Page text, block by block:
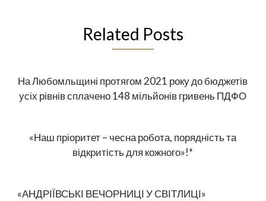
Related Posts
На Любомльщині протягом 2021 року до бюджетів
усіх рівнів сплачено 148 мільйонів гривень ПДФО
«Наш пріоритет – чесна робота, порядність та
відкритість для кожного»!*
«АНДРІЇВСЬКІ ВЕЧОРНИЦІ У СВІТЛИЦІ»